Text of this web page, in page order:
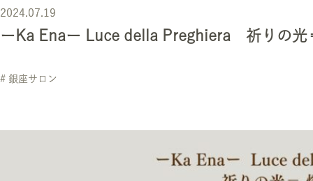
2024.07.19
ーKa Enaー Luce della Preghiera 祈りの光
# 銀座サロン